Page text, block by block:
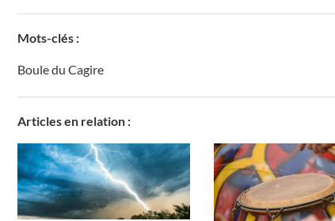
Mots-clés :
Boule du Cagire
Articles en relation :